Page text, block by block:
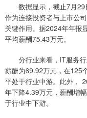
数据显示，截止7月29
作为连接投资者与上市公
关键作用。据2024年年报
平均薪酬75.43万元。
分行业来看，IT服务行
薪酬为69.92万元，在125
平处于行业中游。此外，
年下降4.39万元，薪酬增
于行业中下游。